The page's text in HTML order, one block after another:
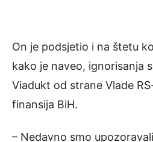
On je podsjetio i na štetu
kako je naveo, ignorisanja
Viadukt od strane Vlade
finansija BiH.
– Nedavno smo